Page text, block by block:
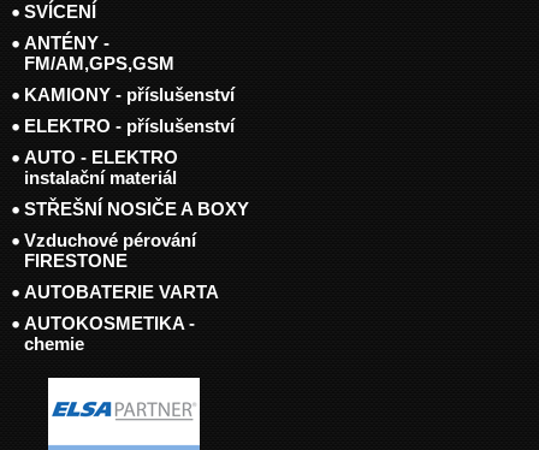
SVÍCENÍ
ANTÉNY -
FM/AM,GPS,GSM
KAMIONY - příslušenství
ELEKTRO - příslušenství
AUTO - ELEKTRO
instalační materiál
STŘEŠNÍ NOSIČE A BOXY
Vzduchové pérování
FIRESTONE
AUTOBATERIE VARTA
AUTOKOSMETIKA -
chemie